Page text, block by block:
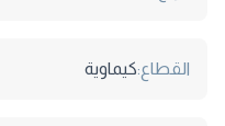
القطاع:كيماوية